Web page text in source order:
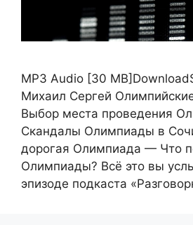
MP3 Audio [30
Михаил Сергей
Выбор места проведения
Скандалы Олимпиады в
дорогая Олимпиада — Что
Олимпиады? Всё это вы
эпизоде подкаста